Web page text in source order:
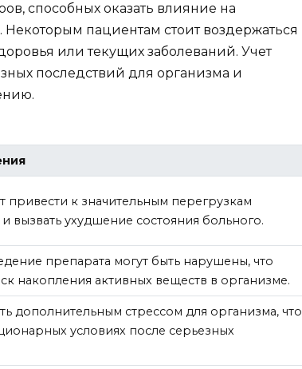
способных оказать влияние на
пациентам стоит воздержаться
или текущих заболеваний. Учет
последствий для организма и
к значительным перегрузкам
вызвать ухудшение состояния больного.
препарата могут быть нарушены, что
накопления активных веществ в организме.
дополнительным стрессом для организма, что
условиях после серьезных